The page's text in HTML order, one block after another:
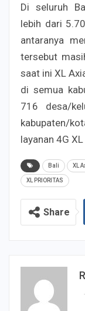
Di seluruh
lebih dari
antaranya
tersebut
saat ini XL
di semua
716 desa/
kabupaten/
layanan 4G
Bali XL
XL PRIORITAS
Share